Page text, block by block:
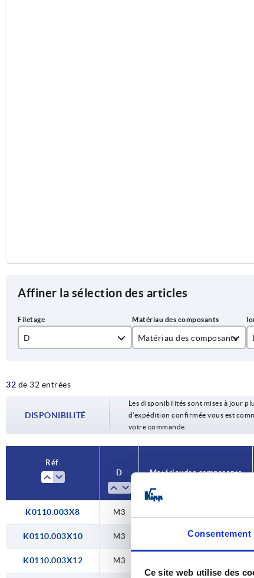
Consentement
Ce site web utilise des
Affiner la sélection des articles
D
M4
M6
Matériau des composants
32 de 32 entrées
DISPONIBILITÉ
Les disponibilités sont mises à jour
d’expédition confirmée vous est
votre commande.
Réf.
D
Matériau des composants
K0110.003X8 M3
K0110.003X10 M3 acier
K0110.003X12 M3